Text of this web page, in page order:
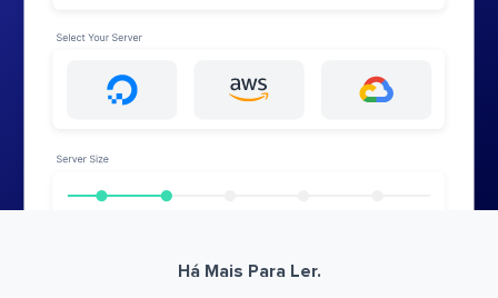
Há Mais Para Ler.